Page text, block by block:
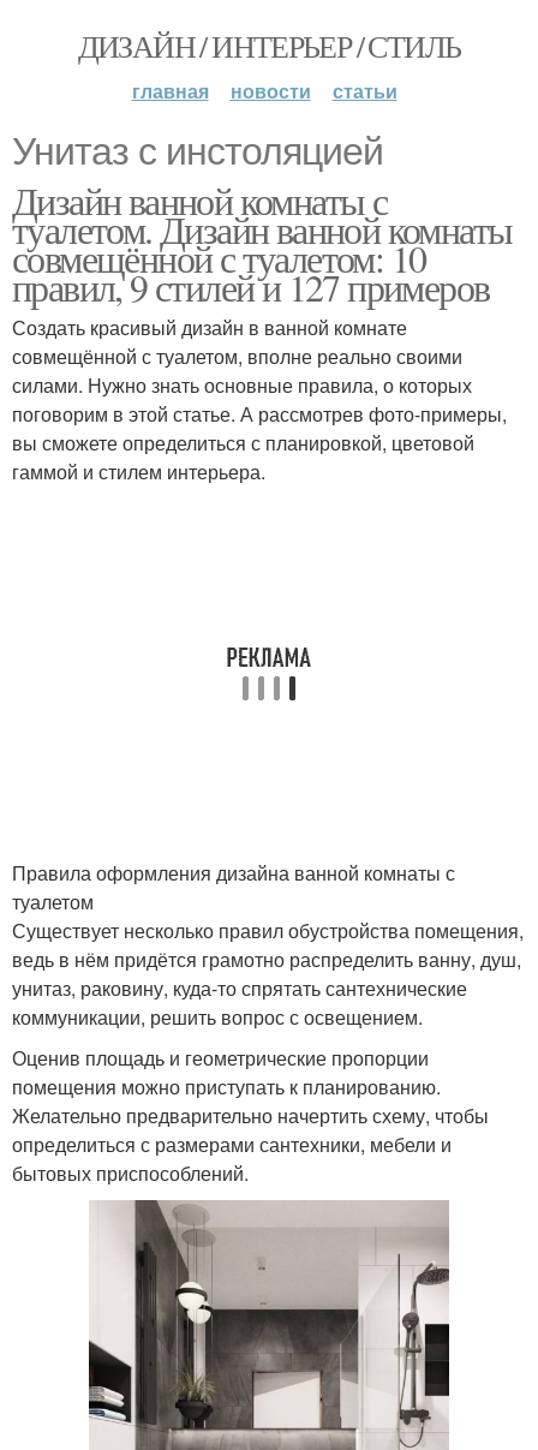
ДИЗАЙН / ИНТЕРЬЕР / СТИЛЬ
главная новости статьи
Унитаз с инстоляцией
Дизайн ванной комнаты с
туалетом. Дизайн ванной комнаты
совмещённой с туалетом: 10
правил, 9 стилей и 127 примеров
Создать красивый дизайн в ванной комнате
совмещённой с туалетом, вполне реально своими
силами. Нужно знать основные правила, о которых
поговорим в этой статье. А рассмотрев фото-примеры,
вы сможете определиться с планировкой, цветовой
гаммой и стилем интерьера.
Правила оформления дизайна ванной комнаты с
туалетом
Существует несколько правил обустройства помещения,
ведь в нём придётся грамотно распределить ванну, душ,
унитаз, раковину, куда-то спрятать сантехнические
коммуникации, решить вопрос с освещением.
Оценив площадь и геометрические пропорции
помещения можно приступать к планированию.
Желательно предварительно начертить схему, чтобы
определиться с размерами сантехники, мебели и
бытовых приспособлений.